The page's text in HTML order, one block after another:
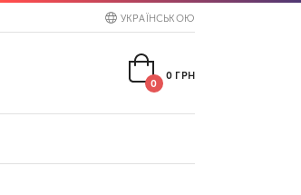
УКРАЇНСЬКОЮ
0
0 ГРН